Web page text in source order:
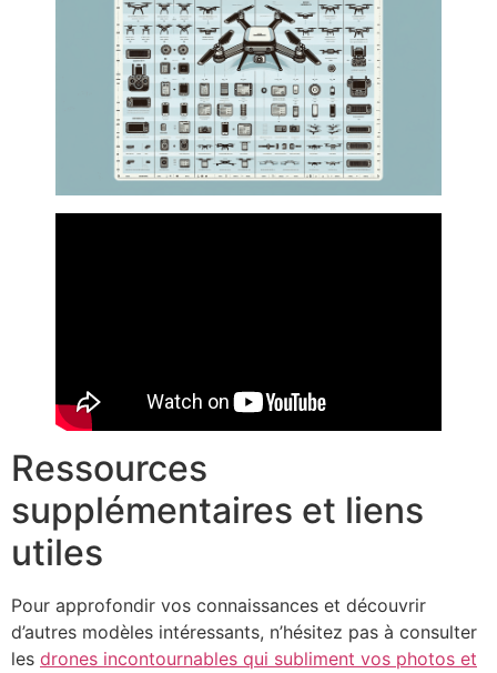
Ressources
supplémentaires et liens
utiles
Pour approfondir vos connaissances et découvrir
d’autres modèles intéressants, n’hésitez pas à consulter
les drones incontournables qui subliment vos photos et